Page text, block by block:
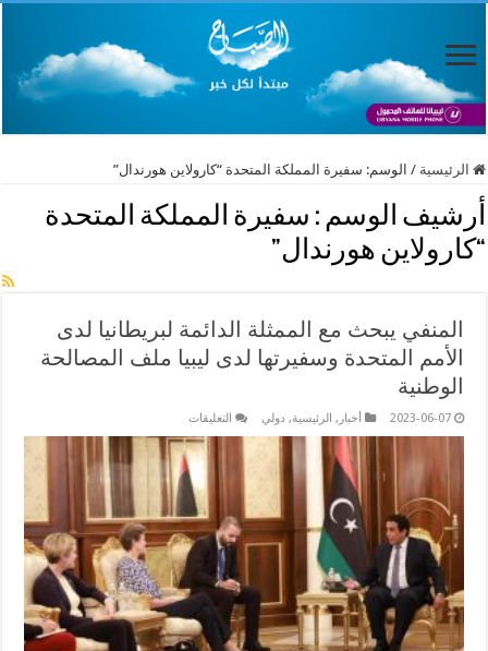
الرئيسية / الوسم: سفيرة المملكة المتحدة “كارولاين هورندال”
أرشيف الوسم : سفيرة المملكة المتحدة
“كارولاين هورندال”
المنفي يبحث مع الممثلة الدائمة لبريطانيا لدى
الأمم المتحدة وسفيرتها لدى ليبيا ملف المصالحة
الوطنية
2023-06-07 أخبار , الرئيسية, دولي التعليقات
يبحث
مع
الممثلة
الدائمة
لبريطانيا
لدى
الأمم
المتحدة
وسفيرتها
لدى
ليبيا
ملف
المصالحة
الوطنية
مغلقة